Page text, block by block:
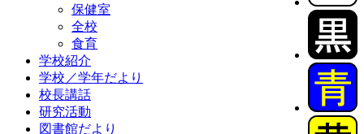
保健室
全校
食育
学校紹介
学校／学年だより
校長講話
研究活動
図書館だより